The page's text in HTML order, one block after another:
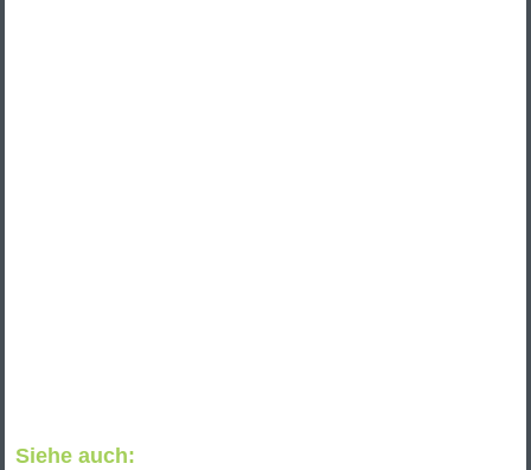
Siehe auch: